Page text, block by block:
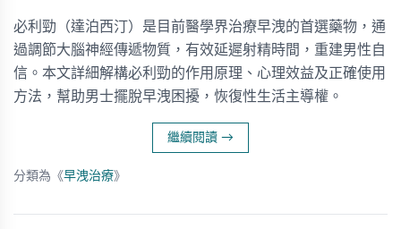
必利勁（達泊西汀）是目前醫學界治療早洩的首選藥物，通
過調節大腦神經傳遞物質，有效延遲射精時間，重建男性自
信。本文詳細解構必利勁的作用原理、心理效益及正確使用
方法，幫助男士擺脫早洩困擾，恢復性生活主導權。
繼續閱讀 →
分類為《早洩治療》